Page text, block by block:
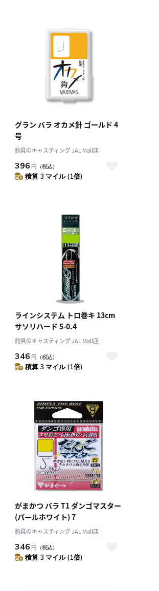
グラン バラ オカメ針 ゴールド 4
号
釣具のキャスティング JAL Mall店
396 円 （税込）
積算 3 マイル (1倍)
ラインシステム トロ巻キ 13cm
サソリハード 5-0.4
釣具のキャスティング JAL Mall店
346 円 （税込）
積算 3 マイル (1倍)
がまかつ バラ T1 ダンゴマスター
(パールホワイト) 7
釣具のキャスティング JAL Mall店
346 円 （税込）
積算 3 マイル (1倍)